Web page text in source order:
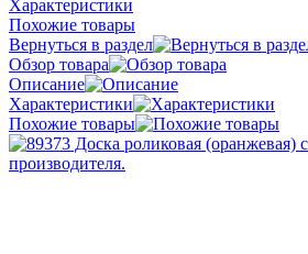
Характеристики
Похожие товары
Вернуться в раздел
Обзор товара
Описание
Характеристики
Похожие товары